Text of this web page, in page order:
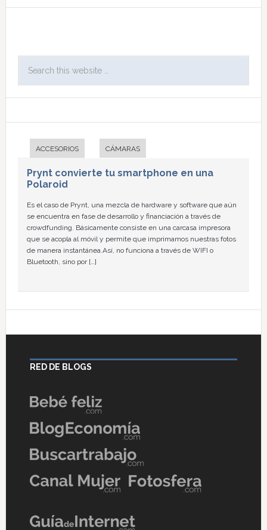
ACCESORIOS CÁMARAS
Prynt convierte tu smartphone en una
Polaroid
Es el caso de Prynt, una mezcla de hardware y software que aún
se encuentra en fase de desarrollo y financiación a través de
crowdfunding. Básicamente consiste en una carcasa impresora
que se acopla al móvil y permite que imprimamos nuestras fotos
de manera instantánea.Así, no funciona a través de WIFI o
Bluetooth, sino por […]
RED DE BLOGS